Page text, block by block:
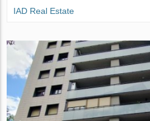
IAD Real Estate